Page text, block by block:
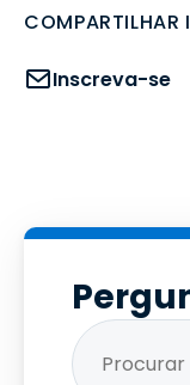
COMPARTILHAR
Inscreva-se